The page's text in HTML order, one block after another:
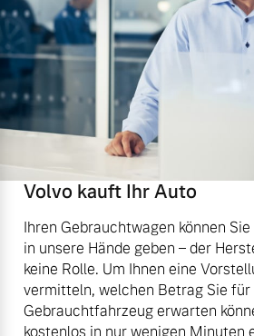
Volvo kauft Ihr Auto
Ihren Gebrauchtwagen können
in unsere Hände geben – der
keine Rolle. Um Ihnen eine
vermitteln, welchen Betrag Sie für
Gebrauchtfahrzeug erwarten
kostenlos in nur wenigen Minuten